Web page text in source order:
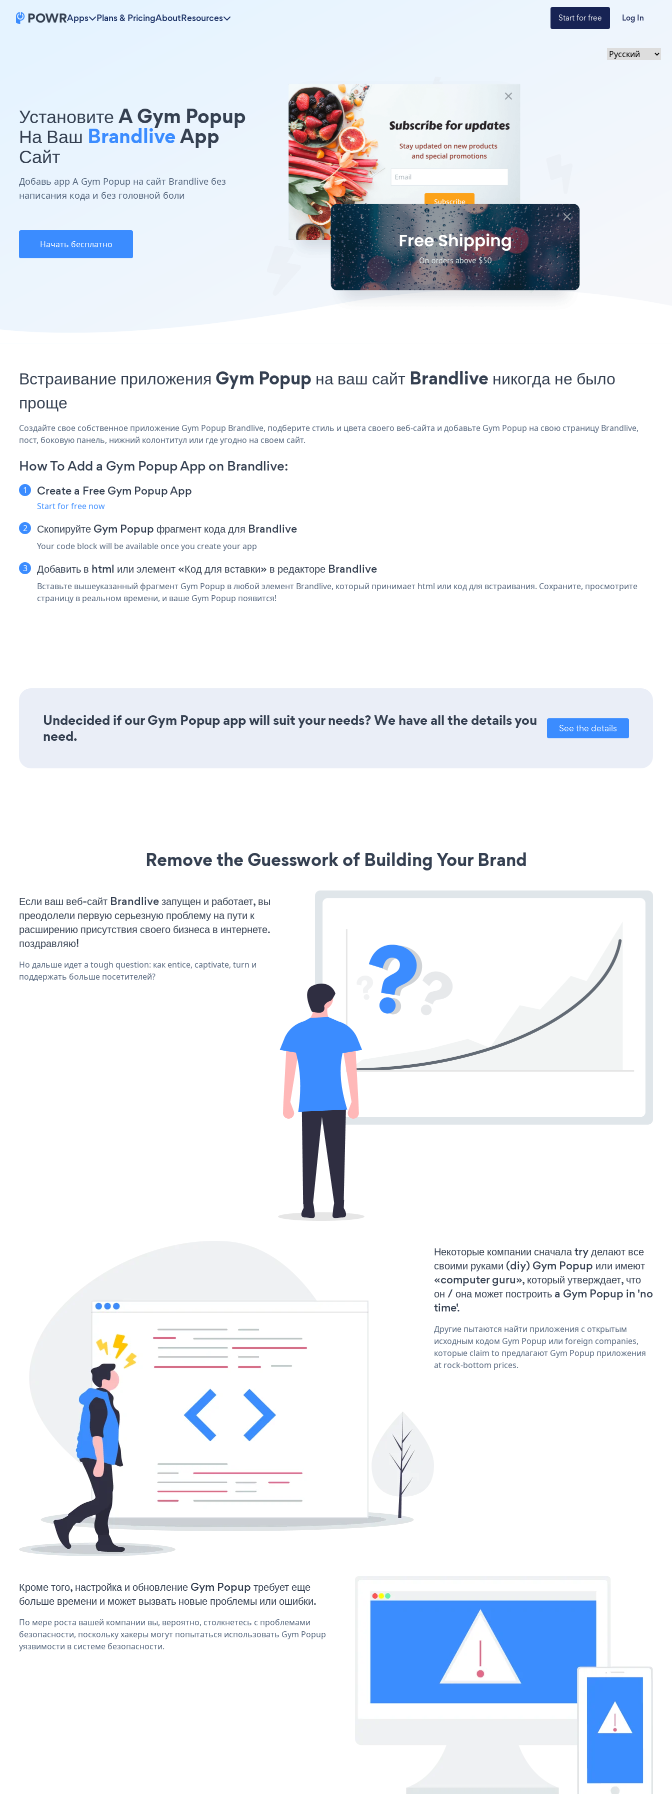
Apps Plans & PricingAboutResources Start for free Log In
Установите A Gym Popup
На Ваш BrandliveApp
Сайт
Добавь app A Gym Popup на сайт Brandlive без
написания кода и без головной боли
Начать бесплатно
Встраивание приложения Gym Popup на ваш сайт Brandlive никогда не было
проще
Создайте свое собственное приложение Gym Popup Brandlive, подберите стиль и цвета своего веб-сайта и добавьте Gym Popup на свою страницу Brandlive,
пост, боковую панель, нижний колонтитул или где угодно на своем сайт.
How To Add a Gym Popup App on Brandlive:
Create a Free Gym Popup App
Start for free now
Скопируйте Gym Popup фрагмент кода для Brandlive
Your code block will be available once you create your app
Добавить в html или элемент «Код для вставки» в редакторе Brandlive
Вставьте вышеуказанный фрагмент Gym Popup в любой элемент Brandlive, который принимает html или код для встраивания. Сохраните, просмотрите
страницу в реальном времени, и ваше Gym Popup появится!
Undecided if our Gym Popup app will suit your needs? We have all the details you
need.
See the details
Remove the Guesswork of Building Your Brand
Если ваш веб-сайт Brandlive запущен и работает, вы
преодолели первую серьезную проблему на пути к
расширению присутствия своего бизнеса в интернете.
поздравляю!
Но дальше идет a tough question: как entice, captivate, turn и
поддержать больше посетителей?
Некоторые компании сначала try делают все
своими руками (diy) Gym Popup или имеют
«computer guru», который утверждает, что
он / она может построить a Gym Popup in 'no
time'.
Другие пытаются найти приложения с открытым
исходным кодом Gym Popup или foreign companies,
которые claim to предлагают Gym Popup приложения
at rock-bottom prices.
Кроме того, настройка и обновление Gym Popup требует еще
больше времени и может вызвать новые проблемы или ошибки.
По мере роста вашей компании вы, вероятно, столкнетесь с проблемами
безопасности, поскольку хакеры могут попытаться использовать Gym Popup
уязвимости в системе безопасности.